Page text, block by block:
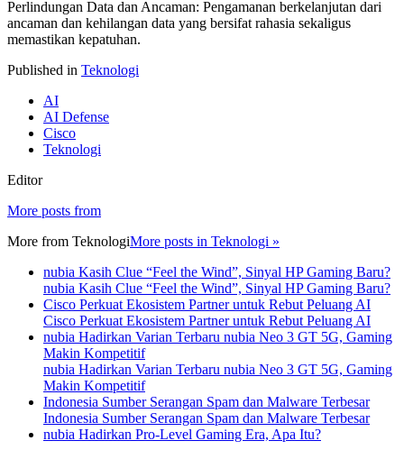
Perlindungan Data dan Ancaman: Pengamanan berkelanjutan dari
ancaman dan kehilangan data yang bersifat rahasia sekaligus
memastikan kepatuhan.
Published in Teknologi
AI
AI Defense
Cisco
Teknologi
Editor
More posts from
More from TeknologiMore posts in Teknologi »
nubia Kasih Clue “Feel the Wind”, Sinyal HP Gaming Baru?
nubia Kasih Clue “Feel the Wind”, Sinyal HP Gaming Baru?
Cisco Perkuat Ekosistem Partner untuk Rebut Peluang AI
Cisco Perkuat Ekosistem Partner untuk Rebut Peluang AI
nubia Hadirkan Varian Terbaru nubia Neo 3 GT 5G, Gaming
Makin Kompetitif
nubia Hadirkan Varian Terbaru nubia Neo 3 GT 5G, Gaming
Makin Kompetitif
Indonesia Sumber Serangan Spam dan Malware Terbesar
Indonesia Sumber Serangan Spam dan Malware Terbesar
nubia Hadirkan Pro-Level Gaming Era, Apa Itu?